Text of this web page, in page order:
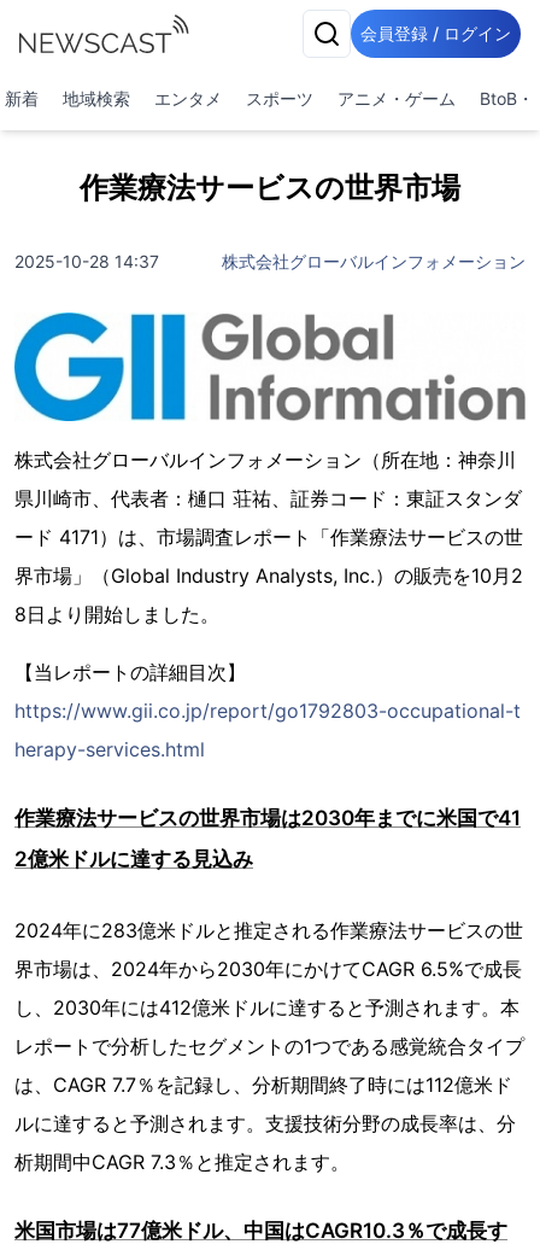
会員登録 / ログイン
新着 地域検索 エンタメ スポーツ アニメ・ゲーム BtoB・
作業療法サービスの世界市場
2025-10-28 14:37 株式会社グローバルインフォメーション
株式会社グローバルインフォメーション（所在地：神奈川
県川崎市、代表者：樋口 荘祐、証券コード：東証スタンダ
ード 4171）は、市場調査レポート「作業療法サービスの世
界市場」（Global Industry Analysts, Inc.）の販売を10月2
8日より開始しました。
【当レポートの詳細目次】
https://www.gii.co.jp/report/go1792803-occupational-t
herapy-services.html
作業療法サービスの世界市場は2030年までに米国で41
2億米ドルに達する見込み
2024年に283億米ドルと推定される作業療法サービスの世
界市場は、2024年から2030年にかけてCAGR 6.5%で成長
し、2030年には412億米ドルに達すると予測されます。本
レポートで分析したセグメントの1つである感覚統合タイプ
は、CAGR 7.7％を記録し、分析期間終了時には112億米ド
ルに達すると予測されます。支援技術分野の成長率は、分
析期間中CAGR 7.3％と推定されます。
米国市場は77億米ドル、中国はCAGR10.3％で成長す